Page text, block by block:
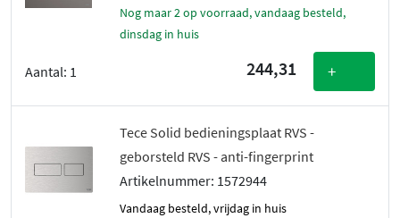
Nog maar 2 op voorraad, vandaag besteld,
dinsdag in huis
Aantal: 1 244,31 +
Tece Solid bedieningsplaat RVS -
geborsteld RVS - anti-fingerprint
Artikelnummer: 1572944
vandaag besteld, vrijdag in huis